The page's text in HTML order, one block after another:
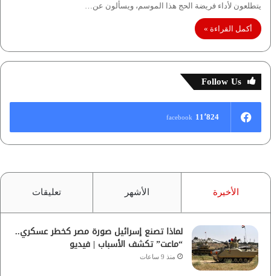
يتطلعون لأداء فريضة الحج هذا الموسم، ويسألون عن…
أكمل القراءة »
Follow Us
11٬824 facebook
الأخيرة الأشهر تعليقات
لماذا تصنع إسرائيل صورة مصر كخطر عسكري..
“ماعت” تكشف الأسباب | فيديو
منذ 9 ساعات